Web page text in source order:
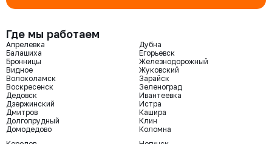
Где мы работаем
Апрелевка
Балашиха
Бронницы
Видное
Волоколамск
Воскресенск
Дедовск
Дзержинский
Дмитров
Долгопрудный
Домодедово
Дубна
Егорьевск
Железнодорожный
Жуковский
Зарайск
Зеленоград
Ивантеевка
Истра
Кашира
Клин
Коломна